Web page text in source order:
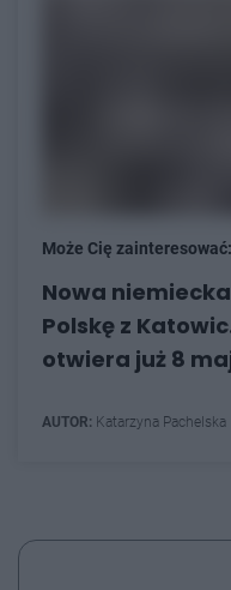
Może Cię zainteresować:
Nowa
Polskę z
otwiera już 8
AUTOR: Katarzyna Pachelska